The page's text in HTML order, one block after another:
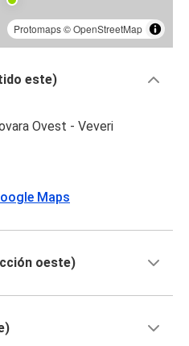
Protomaps©OpenStreetMap
este)
Ovest - Veveri
Maps
oeste)